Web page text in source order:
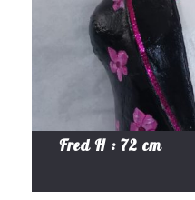
Fred H : 72 cm